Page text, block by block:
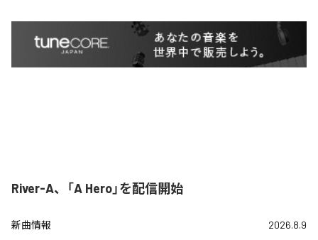
River-A、「A Hero」を配信開始
新曲情報 2026.8.9